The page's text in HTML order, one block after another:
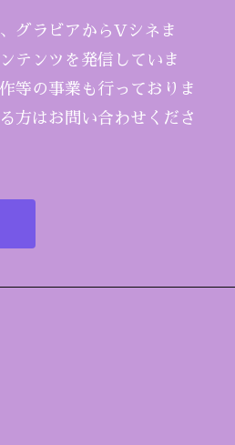
グラビアからVシネま
テンツを発信していま
等の事業も行っておりま
方はお問い合わせくださ